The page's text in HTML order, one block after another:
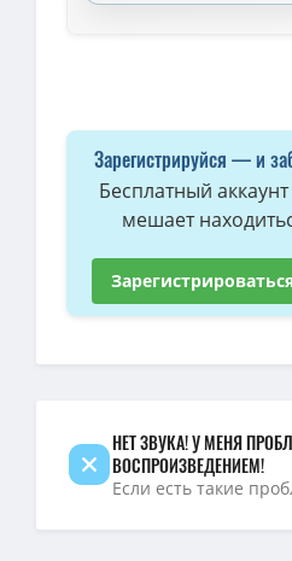
Зарегистрируйся — и
Бесплатный
мешает
НЕТ ЗВУКА! У МЕНЯ
ВОСПРОИЗВЕДЕНИЕМ!
Если есть такие